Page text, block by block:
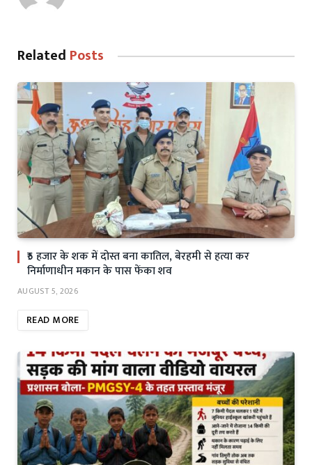
Related Posts
₹5 हजार के शक में दोस्त बना कातिल, बेरहमी से हत्या कर
निर्माणाधीन मकान के पास फेंका शव
AUGUST 5, 2026
READ MORE